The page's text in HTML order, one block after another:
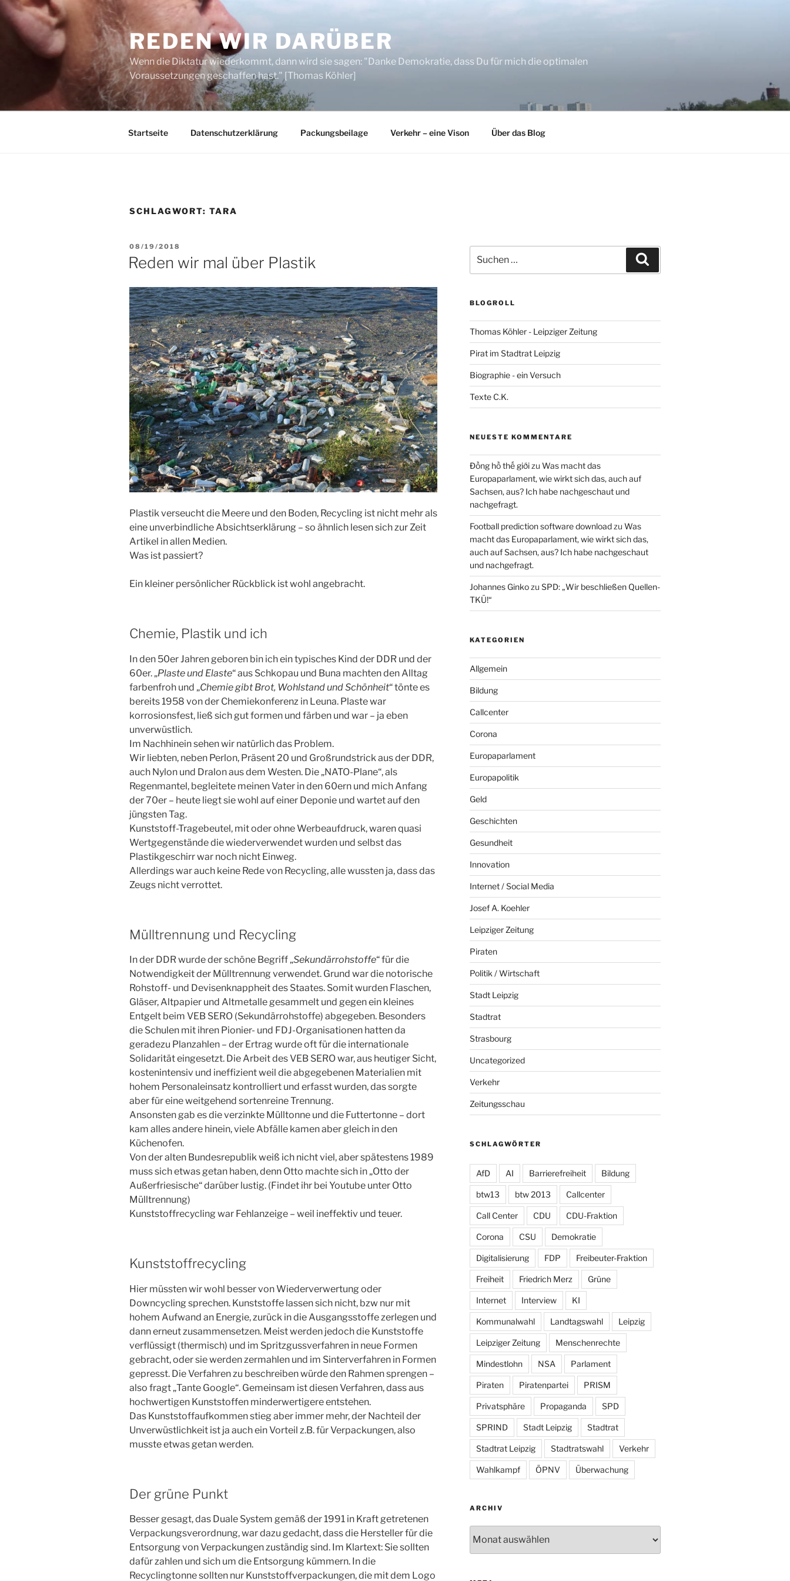
Zum
Inhalt
springen
REDEN WIR DARÜBER
Wenn die Diktatur wiederkommt, dann wird sie sagen: "Danke Demokratie, dass Du für mich die optimalen
Voraussetzungen geschaffen hast." [Thomas Köhler]
Startseite Datenschutzerklärung Packungsbeilage Verkehr – eine Vison Über das Blog
SCHLAGWORT: TARA
VERÖFFENTLICHT
AM
08/19/2018
Reden wir mal über Plastik
Plastik verseucht die Meere und den Boden, Recycling ist nicht mehr als
eine unverbindliche Absichtserklärung – so ähnlich lesen sich zur Zeit
Artikel in allen Medien.
Was ist passiert?
Ein kleiner persönlicher Rückblick ist wohl angebracht.
Chemie, Plastik und ich
In den 50er Jahren geboren bin ich ein typisches Kind der DDR und der
60er. „Plaste und Elaste“ aus Schkopau und Buna machten den Alltag
farbenfroh und „Chemie gibt Brot, Wohlstand und Schönheit“ tönte es
bereits 1958 von der Chemiekonferenz in Leuna. Plaste war
korrosionsfest, ließ sich gut formen und färben und war – ja eben
unverwüstlich.
Im Nachhinein sehen wir natürlich das Problem.
Wir liebten, neben Perlon, Präsent 20 und Großrundstrick aus der DDR,
auch Nylon und Dralon aus dem Westen. Die „NATO-Plane“, als
Regenmantel, begleitete meinen Vater in den 60ern und mich Anfang
der 70er – heute liegt sie wohl auf einer Deponie und wartet auf den
jüngsten Tag.
Kunststoff-Tragebeutel, mit oder ohne Werbeaufdruck, waren quasi
Wertgegenstände die wiederverwendet wurden und selbst das
Plastikgeschirr war noch nicht Einweg.
Allerdings war auch keine Rede von Recycling, alle wussten ja, dass das
Zeugs nicht verrottet.
Mülltrennung und Recycling
In der DDR wurde der schöne Begriff „Sekundärrohstoffe“ für die
Notwendigkeit der Mülltrennung verwendet. Grund war die notorische
Rohstoff- und Devisenknappheit des Staates. Somit wurden Flaschen,
Gläser, Altpapier und Altmetalle gesammelt und gegen ein kleines
Entgelt beim VEB SERO (Sekundärrohstoffe) abgegeben. Besonders
die Schulen mit ihren Pionier- und FDJ-Organisationen hatten da
geradezu Planzahlen – der Ertrag wurde oft für die internationale
Solidarität eingesetzt. Die Arbeit des VEB SERO war, aus heutiger Sicht,
kostenintensiv und ineffizient weil die abgegebenen Materialien mit
hohem Personaleinsatz kontrolliert und erfasst wurden, das sorgte
aber für eine weitgehend sortenreine Trennung.
Ansonsten gab es die verzinkte Mülltonne und die Futtertonne – dort
kam alles andere hinein, viele Abfälle kamen aber gleich in den
Küchenofen.
Von der alten Bundesrepublik weiß ich nicht viel, aber spätestens 1989
muss sich etwas getan haben, denn Otto machte sich in „Otto der
Außerfriesische“ darüber lustig. (Findet ihr bei Youtube unter Otto
Mülltrennung)
Kunststoffrecycling war Fehlanzeige – weil ineffektiv und teuer.
Kunststoffrecycling
Hier müssten wir wohl besser von Wiederverwertung oder
Downcycling sprechen. Kunststoffe lassen sich nicht, bzw nur mit
hohem Aufwand an Energie, zurück in die Ausgangsstoffe zerlegen und
dann erneut zusammensetzen. Meist werden jedoch die Kunststoffe
verflüssigt (thermisch) und im Spritzgussverfahren in neue Formen
gebracht, oder sie werden zermahlen und im Sinterverfahren in Formen
gepresst. Die Verfahren zu beschreiben würde den Rahmen sprengen –
also fragt „Tante Google“. Gemeinsam ist diesen Verfahren, dass aus
hochwertigen Kunststoffen minderwertigere entstehen.
Das Kunststoffaufkommen stieg aber immer mehr, der Nachteil der
Unverwüstlichkeit ist ja auch ein Vorteil z.B. für Verpackungen, also
musste etwas getan werden.
Der grüne Punkt
Besser gesagt, das Duale System gemäß der 1991 in Kraft getretenen
Verpackungsverordnung, war dazu gedacht, dass die Hersteller für die
Entsorgung von Verpackungen zuständig sind. Im Klartext: Sie sollten
dafür zahlen und sich um die Entsorgung kümmern. In die
Recyclingtonne sollten nur Kunststoffverpackungen, die mit dem Logo
nach:
BLOGROLL
Thomas Köhler - Leipziger Zeitung
Pirat im Stadtrat Leipzig
Biographie - ein Versuch
Texte C.K.
NEUESTE KOMMENTARE
Đồng hồ thế giớizu Was macht das
Europaparlament, wie wirkt sich das, auch auf
Sachsen, aus? Ich habe nachgeschaut und
nachgefragt.
Football prediction software downloadzu Was
macht das Europaparlament, wie wirkt sich das,
auch auf Sachsen, aus? Ich habe nachgeschaut
und nachgefragt.
Johannes Ginkozu SPD: „Wir beschließen Quellen-
TKÜ!“
KATEGORIEN
Allgemein
Bildung
Callcenter
Corona
Europaparlament
Europapolitik
Geld
Geschichten
Gesundheit
Innovation
Internet / Social Media
Josef A. Koehler
Leipziger Zeitung
Piraten
Politik / Wirtschaft
Stadt Leipzig
Stadtrat
Strasbourg
Uncategorized
Verkehr
Zeitungsschau
SCHLAGWÖRTER
AfD AI Barrierefreiheit Bildung
btw13 btw 2013 Callcenter
Call Center CDU CDU-Fraktion
Corona CSU Demokratie
Digitalisierung FDP Freibeuter-Fraktion
Freiheit Friedrich Merz Grüne
Internet Interview KI
Kommunalwahl Landtagswahl Leipzig
Leipziger Zeitung Menschenrechte
Mindestlohn NSA Parlament
Piraten Piratenpartei PRISM
Privatsphäre Propaganda SPD
SPRIND Stadt Leipzig Stadtrat
Stadtrat Leipzig Stadtratswahl Verkehr
Wahlkampf ÖPNV Überwachung
ARCHIV